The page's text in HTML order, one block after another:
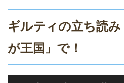
ギルティの立ち読
が王国」で！